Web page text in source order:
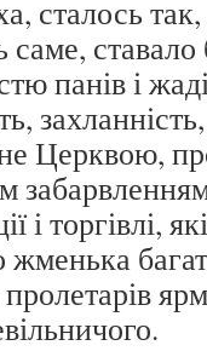
сталось
панів і
Церквою,
і торгівлі,